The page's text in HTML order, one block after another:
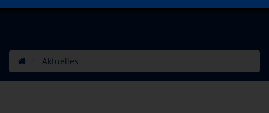
Aktuelles